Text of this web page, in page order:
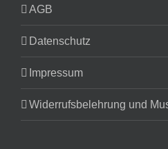
AGB
Datenschutz
Impressum
Widerrufsbelehrung und